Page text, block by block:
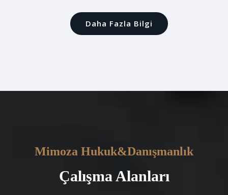
Daha Fazla Bilgi
Mimoza Hukuk&Danışmanlık
Çalışma Alanları